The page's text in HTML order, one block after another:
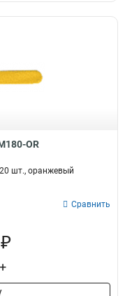
OR
шт., оранжевый
Сравнить
+